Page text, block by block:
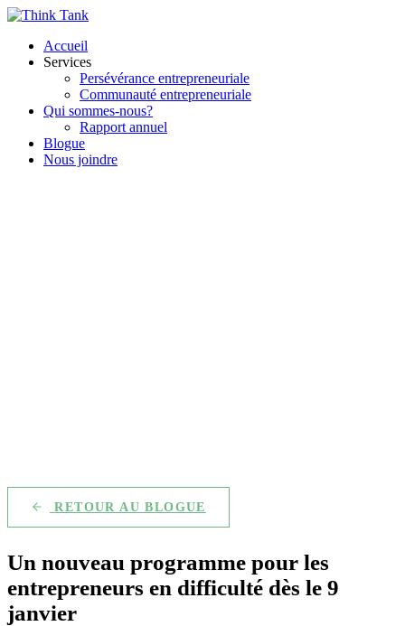
Accueil
Services
Persévérance entrepreneuriale
Communauté entrepreneuriale
Qui sommes-nous?
Rapport annuel
Blogue
Nous joindre
RETOUR AU BLOGUE
Un nouveau programme pour les
entrepreneurs en difficulté dès le 9
janvier